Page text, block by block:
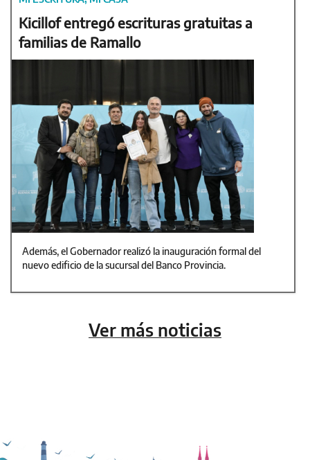
Kicillof entregó escrituras gratuitas a
familias de Ramallo
Además, el Gobernador realizó la inauguración formal del
nuevo edificio de la sucursal del Banco Provincia.
Ver más noticias